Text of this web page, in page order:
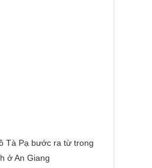
Tà Pạ bước ra từ trong
ở An Giang